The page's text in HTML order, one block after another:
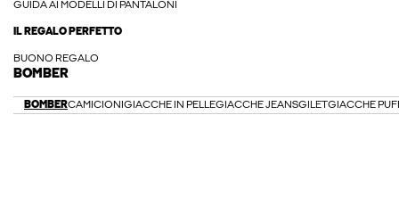
GUIDA AI MODELLI DI PANTALONI
IL REGALO PERFETTO
BUONO REGALO
BOMBER
BOMBERCAMICIONI GIACCHE IN PELLEGIACCHE JEANSGILETGIACCHE